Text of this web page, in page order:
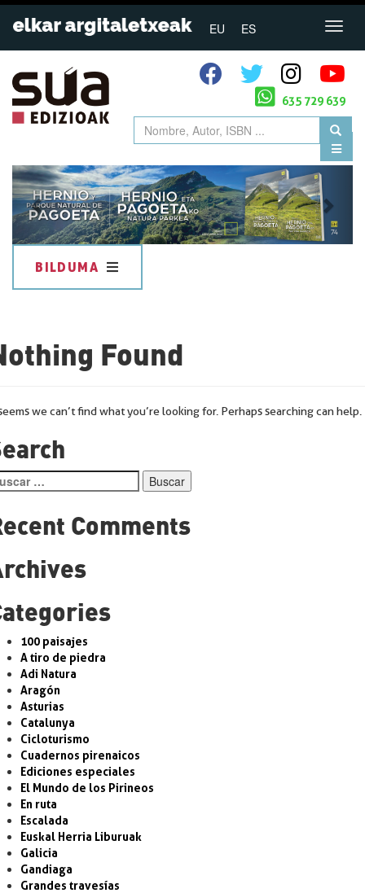
EU ES
635 729 639
Previous
BILDUMA
Found
we can’t find what you’re looking for. Perhaps searching can help.
Comments
100 paisajes
A tiro de piedra
Adi Natura
Aragón
Asturias
Catalunya
Cicloturismo
Cuadernos pirenaicos
Ediciones especiales
El Mundo de los Pirineos
En ruta
Escalada
Euskal Herria Liburuak
Galicia
Gandiaga
Grandes travesías